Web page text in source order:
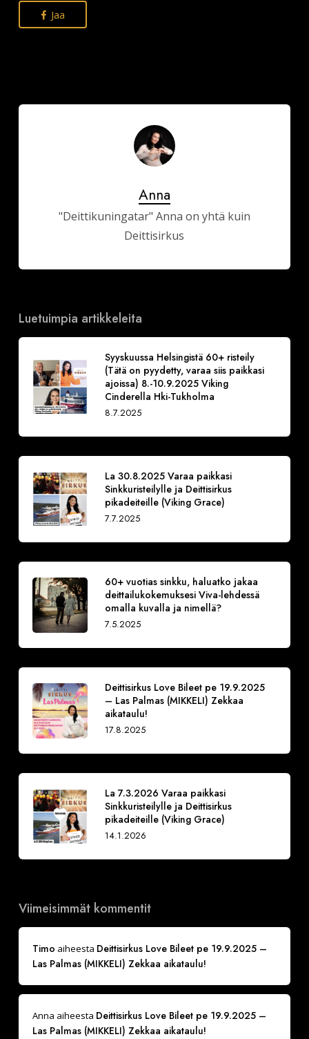
Jaa
Anna
"Deittikuningatar" Anna on yhtä kuin
Deittisirkus
Luetuimpia artikkeleita
Syyskuussa Helsingistä 60+ risteily
(Tätä on pyydetty, varaa siis paikkasi
ajoissa) 8.-10.9.2025 Viking
Cinderella Hki-Tukholma
8.7.2025
La 30.8.2025 Varaa paikkasi
Sinkkuristeilylle ja Deittisirkus
pikadeiteille (Viking Grace)
7.7.2025
60+ vuotias sinkku, haluatko jakaa
deittailukokemuksesi Viva-lehdessä
omalla kuvalla ja nimellä?
7.5.2025
Deittisirkus Love Bileet pe 19.9.2025
– Las Palmas (MIKKELI) Zekkaa
aikataulu!
17.8.2025
La 7.3.2026 Varaa paikkasi
Sinkkuristeilylle ja Deittisirkus
pikadeiteille (Viking Grace)
14.1.2026
Viimeisimmät kommentit
Timo aiheesta Deittisirkus Love Bileet pe 19.9.2025 –
Las Palmas (MIKKELI) Zekkaa aikataulu!
Anna aiheesta Deittisirkus Love Bileet pe 19.9.2025 –
Las Palmas (MIKKELI) Zekkaa aikataulu!